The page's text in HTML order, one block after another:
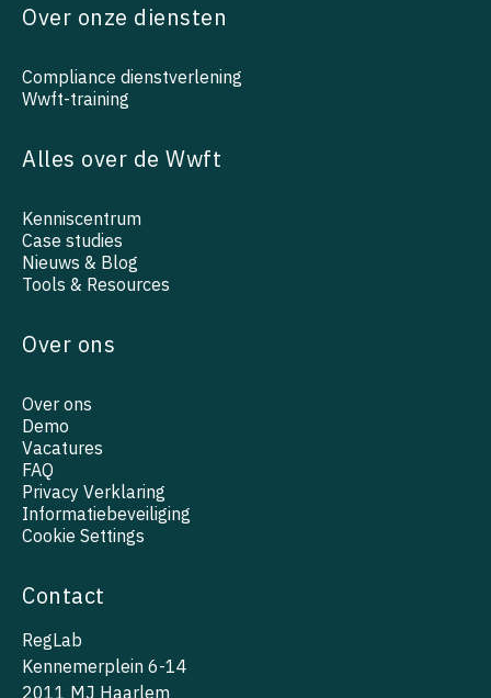
Over onze diensten
Compliance dienstverlening
Wwft-training
Alles over de Wwft
Kenniscentrum
Case studies
Nieuws & Blog
Tools & Resources
Over ons
Over ons
Demo
Vacatures
FAQ
Privacy Verklaring
Informatiebeveiliging
Cookie Settings
Contact
RegLab
Kennemerplein 6-14
2011 MJ Haarlem